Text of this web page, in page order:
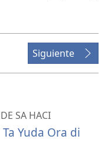
Siguiente
SA HACI
Yuda Ora di